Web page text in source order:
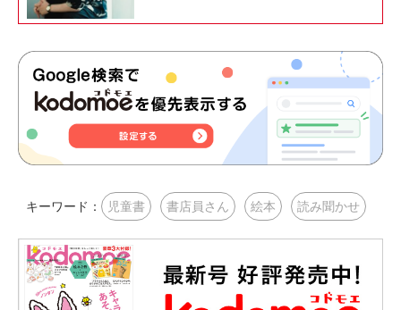
キーワード： 児童書 書店員さん 絵本 読み聞かせ